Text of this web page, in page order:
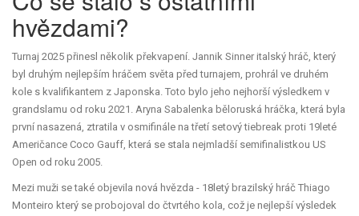
hvězdami?
Turnaj 2025 přinesl několik překvapení. Jannik Sinner italský hráč, který
byl druhým nejlepším hráčem světa před turnajem, prohrál ve druhém
kole s kvalifikantem z Japonska. Toto bylo jeho nejhorší výsledkem v
grandslamu od roku 2021. Aryna Sabalenka běloruská hráčka, která byla
první nasazená, ztratila v osmifinále na třetí setový tiebreak proti 19leté
Američance Coco Gauff, která se stala nejmladší semifinalistkou US
Open od roku 2005.
Mezi muži se také objevila nová hvězda - 18letý brazilský hráč Thiago
Monteiro který se probojoval do čtvrtého kola, což je nejlepší výsledek